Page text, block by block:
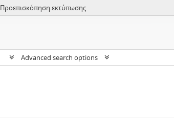
Προεπισκόπηση εκτύπωσης
Advanced search options